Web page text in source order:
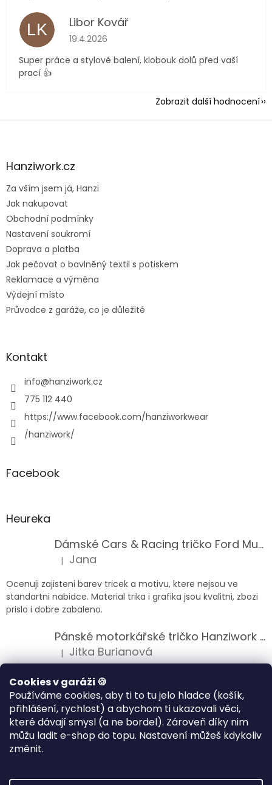
Cookies v garáži 🍪
Používáme cookies, aby ti to tu jelo hladce (košík,
přihlášení, rychlost) a abychom ti ukazovali věci,
které dávají smysl (a ne bordel). Zároveň díky nim
můžu ladit e-shop do topu. Nastavení můžeš kdykoliv
změnit.
LK Libor Kovář
Hodnocení obchodu je 5 z 5 hvězdiček.
19.4.2026
Super práce a stylové balení, klobouk dolů před vaší
prací 👍
Zobrazit další hodnocení
Z
aHanziwork.cz
Za vším jsem já, Hanzi
Jak nakupovat
Obchodní podmínky
Nastavení soukromí
Doprava a platba
Jak pečovat o bavlněný textil s potiskem
Reklamace a výměna
Výdejní místo
Průvodce z garáže, co je důležité
Kontakt
info@hanziwork.cz
775 112 440
https://www.facebook.com/hanziworkwear
/hanziwork/
Facebook
Heureka
Dámské Cars & Racing tričko Ford Mustang 5. generace
Hodnocení produktu je 5 z 5 hvězdiček.
| Jana
Ocenuji zajisteni barev tricek a motivu, ktere nejsou ve
standartni nabidce. Material trika i grafika jsou kvalitni, zbozi
prislo i dobre zabaleno.
Pánské motorkářské tričko Hanziwork Custom Bobber
Hodnocení produktu je 5 z 5 hvězdiček.
| Jitka Burianová
Splnil očekávání na jedničku
Hodnocení produktu je 5 z 5 hvězdiček.
| Klára Musilová
Jsem velice spokojena, velmi kvalitni zbozi.